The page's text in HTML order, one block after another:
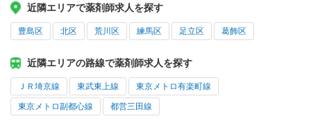
近隣エリアで薬剤師求人を探す
豊島区 北区 荒川区 練馬区 足立区 葛飾区
近隣エリアの路線で薬剤師求人を探す
ＪＲ埼京線 東武東上線 東京メトロ有楽町線
東京メトロ副都心線 都営三田線